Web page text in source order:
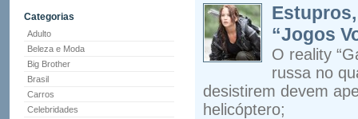
Categorias
Adulto
Beleza e Moda
Big Brother
Brasil
Carros
Celebridades
“Jogos
O reality
russa no
desistirem devem
helicóptero;